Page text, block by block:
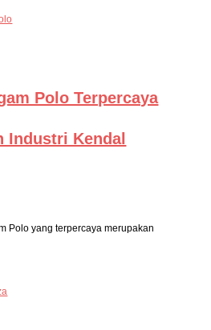
Polo Terpercaya
Industri Kendal
Polo yang terpercaya merupakan